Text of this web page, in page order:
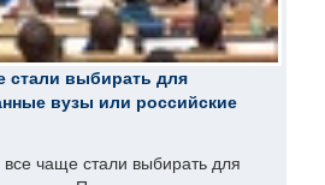
стали выбирать для
вузы или российские
все чаще стали выбирать для